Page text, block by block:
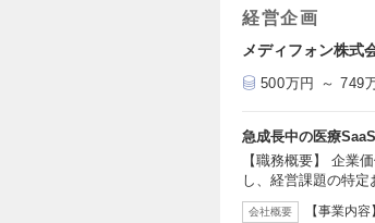
経営企画
メディフォン株式
500万円 ～ 749
急成長中の医療
【職務概要】 企業
し、経営課題の特
会社概要
【事業内